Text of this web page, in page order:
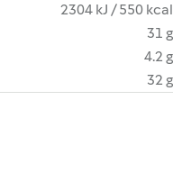
2304 kJ / 550 kcal
31 g
4.2 g
32 g